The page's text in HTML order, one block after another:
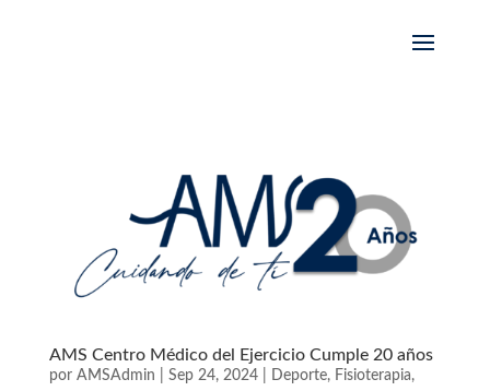
AMS Centro Médico del Ejercicio Cumple 20 años
por AMSAdmin Sep 24, 2024| Deporte, Fisioterapia,